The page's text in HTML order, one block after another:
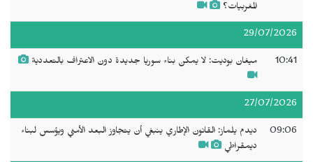
المغربيات؟
29/07/2026
10:41 ميغان بوديت: لا يمكن بناء سوريا جديدة دون الاعتراف بالتعددية
27/07/2026
09:06
ديدم يلماز: القانون الإطاري ينبغي أن يتجاوز البعد الأمني ويؤسس لبناء
ديمقراطي